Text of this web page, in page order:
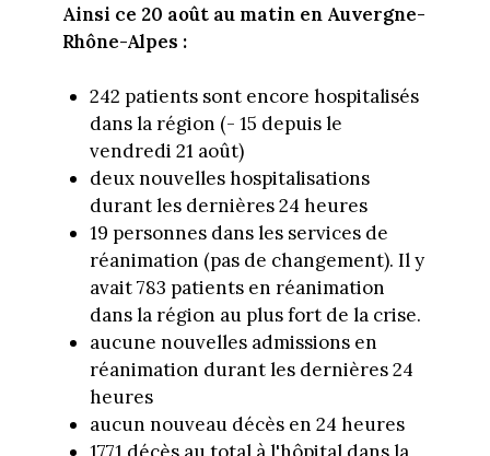
Ainsi ce 20 août au matin en Auvergne-
Rhône-Alpes :
242 patients sont encore hospitalisés
dans la région (- 15 depuis le
vendredi 21 août)
deux nouvelles hospitalisations
durant les dernières 24 heures
19 personnes dans les services de
réanimation (pas de changement). Il y
avait 783 patients en réanimation
dans la région au plus fort de la crise.
aucune nouvelles admissions en
réanimation durant les dernières 24
heures
aucun nouveau décès en 24 heures